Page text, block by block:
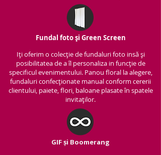
Fundal foto și Green Screen
Iți oferim o colecție de fundaluri foto insă și
posibilitatea de a îl personaliza in funcție de
specificul evenimentului. Panou floral la alegere,
fundaluri confecționate manual conform cererii
clientului, paiete, flori, baloane plasate în spatele
invitaților.
GIF și Boomerang